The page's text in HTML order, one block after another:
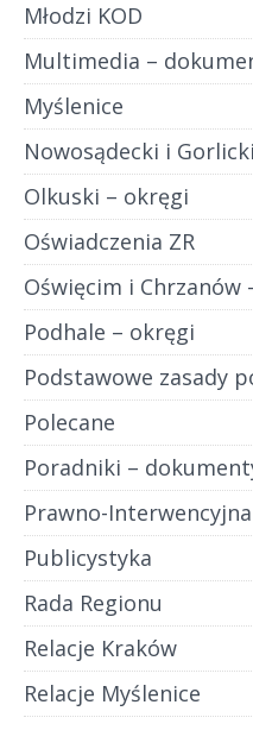
Młodzi KOD
Multimedia –
Myślenice
Nowosądecki i
Olkuski – okręgi
Oświadczenia ZR
Oświęcim i Chrzanów
Podhale – okręgi
Podstawowe zasady
Polecane
Poradniki –
Prawno-
Publicystyka
Rada Regionu
Relacje Kraków
Relacje Myślenice